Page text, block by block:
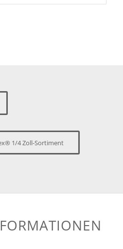
1/4 Zoll-Sortiment